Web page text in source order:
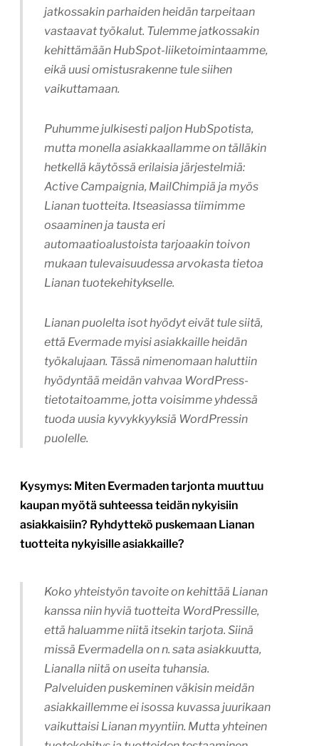
jatkossakin parhaiden heidän tarpeitaan
vastaavat työkalut. Tulemme jatkossakin
kehittämään HubSpot-liiketoimintaamme,
eikä uusi omistusrakenne tule siihen
vaikuttamaan.
Puhumme julkisesti paljon HubSpotista,
mutta monella asiakkaallamme on tälläkin
hetkellä käytössä erilaisia järjestelmiä:
Active Campaignia, MailChimpiä ja myös
Lianan tuotteita. Itseasiassa tiimimme
osaaminen ja tausta eri
automaatioalustoista tarjoaakin toivon
mukaan tulevaisuudessa arvokasta tietoa
Lianan tuotekehitykselle.
Lianan puolelta isot hyödyt eivät tule siitä,
että Evermade myisi asiakkaille heidän
työkalujaan. Tässä nimenomaan haluttiin
hyödyntää meidän vahvaa WordPress-
tietotaitoamme, jotta voisimme yhdessä
tuoda uusia kyvykkyyksiä WordPressin
puolelle.
Kysymys: Miten Evermaden tarjonta muuttuu
kaupan myötä suhteessa teidän nykyisiin
asiakkaisiin? Ryhdyttekö puskemaan Lianan
tuotteita nykyisille asiakkaille?
Koko yhteistyön tavoite on kehittää Lianan
kanssa niin hyviä tuotteita WordPressille,
että haluamme niitä itsekin tarjota. Siinä
missä Evermadella on n. sata asiakkuutta,
Lianalla niitä on useita tuhansia.
Palveluiden puskeminen väkisin meidän
asiakkaillemme ei isossa kuvassa juurikaan
vaikuttaisi Lianan myyntiin. Mutta yhteinen